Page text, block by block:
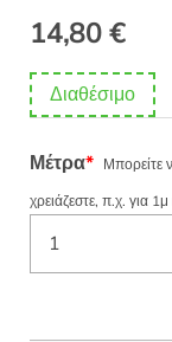
14,80€
Διαθέσιμο
Μέτρα* Μπορείτε
χρειάζεστε, π.χ. για